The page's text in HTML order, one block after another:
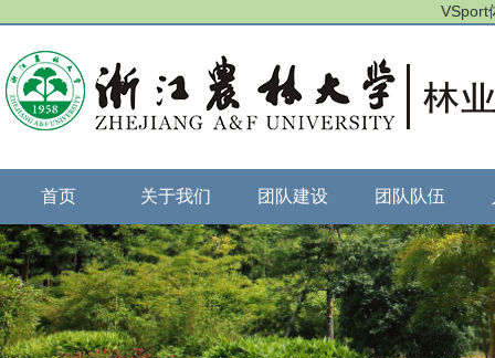
VSport
首页 关于我们 团队建设 团队队伍